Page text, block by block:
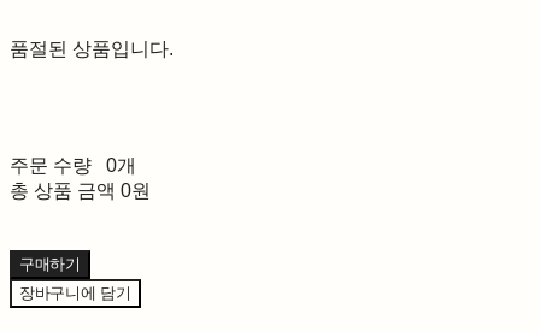
품절된 상품입니다.
주문 수량
0개
총 상품 금액 0원
구매하기
장바구니에 담기